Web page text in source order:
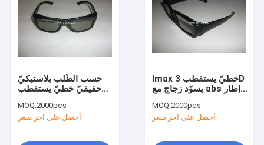
حول بنا
3D لعبة ناريّة زجاج
حسب الطّلب بلاستيكيّ
حقيقيّ خطيّ يستقطب
نظام
MOQ:2000pcs
أحصل على آخر سعر
Imax خطيّ يستقطب 3D
يسوّد زجاج مع abs إطار
MOQ:2000pcs
أحصل على آخر سعر